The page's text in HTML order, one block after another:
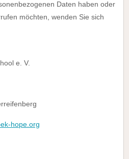
Daten haben oder
möchten, wenden Sie sich
e. V.
hope.org